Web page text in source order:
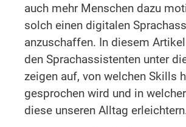
auch mehr Menschen dazu
solch einen digitalen
anzuschaffen. In diesem
den Sprachassistenten unter
zeigen auf, von welchen Skills
gesprochen wird und in
diese unseren Alltag